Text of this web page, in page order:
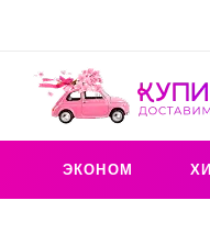
ЭКОНОМ